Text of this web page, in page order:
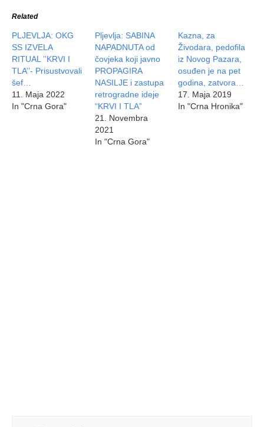
Related
PLJEVLJA: OKG
SS IZVELA
RITUAL ’’KRVI I
TLA’’- Prisustvovali
šef…
11. Maja 2022
In "Crna Gora"
Pljevlja: SABINA
NAPADNUTA od
čovjeka koji javno
PROPAGIRA
NASILJE i zastupa
retrogradne ideje
“KRVI I TLA”
21. Novembra
2021
In "Crna Gora"
Kazna, za
Živodara, pedofila
iz Novog Pazara,
osuđen je na pet
godina, zatvora…
17. Maja 2019
In "Crna Hronika"